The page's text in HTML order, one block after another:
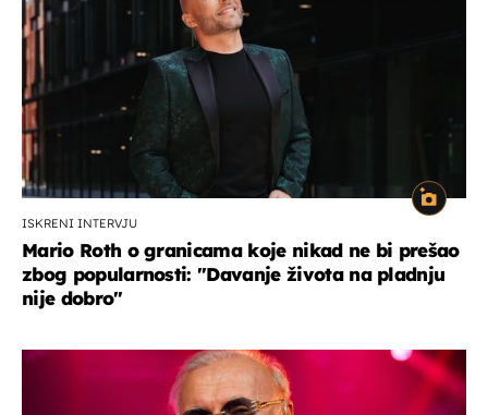
ISKRENI INTERVJU
Mario Roth o granicama koje nikad ne bi prešao
zbog popularnosti: "Davanje života na pladnju
nije dobro"